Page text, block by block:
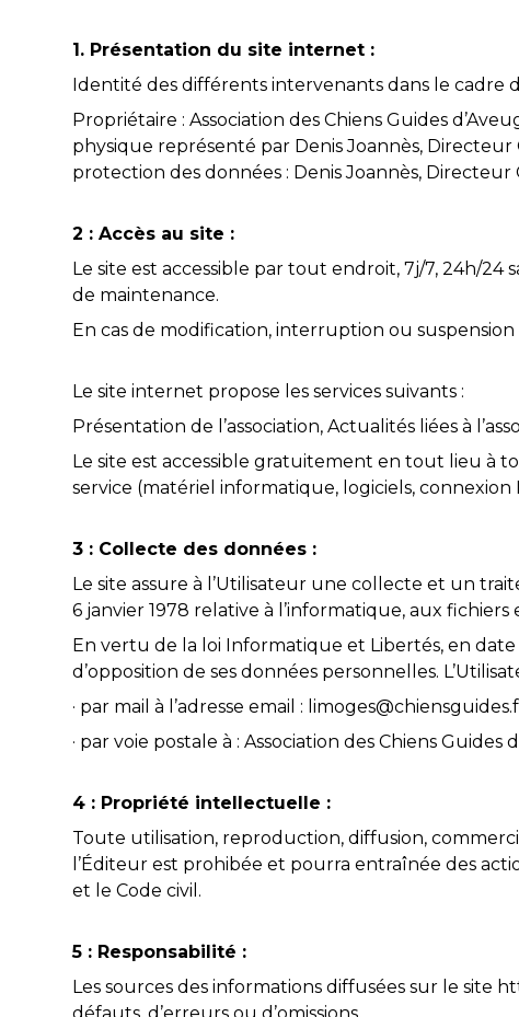
1. Présentation du site internet :
Identité des différents intervenants dans le cadre
Propriétaire : Association des Chiens Guides
physique représenté par Denis Joannès,
protection des données : Denis Joannès, Directeur
2 : Accès au site :
Le site est accessible par tout endroit, 7j/7, 24h/
de maintenance.
En cas de modification, interruption ou
Le site internet propose les services suivants :
Présentation de l’association, Actualités liées à
Le site est accessible gratuitement en tout lieu à
service (matériel informatique, logiciels, connexion
3 : Collecte des données :
Le site assure à l’Utilisateur une collecte et un
6 janvier 1978 relative à l’informatique, aux fichiers
En vertu de la loi Informatique et Libertés, en date
d’opposition de ses données personnelles.
· par mail à l’adresse email :
· par voie postale à : Association des Chiens
4 : Propriété intellectuelle :
Toute utilisation, reproduction, diffusion,
l’Éditeur est prohibée et pourra entraînée des
et le Code civil.
5 : Responsabilité :
Les sources des informations diffusées sur le site